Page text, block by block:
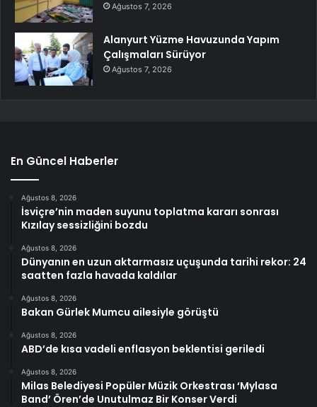
Ağustos 7, 2026
Alanyurt Yüzme Havuzunda Yapım
Çalışmaları Sürüyor
Ağustos 7, 2026
En Güncel Haberler
Ağustos 8, 2026
İsviçre’nin maden suyunu toplatma kararı sonrası
Kızılay sessizliğini bozdu
Ağustos 8, 2026
Dünyanın en uzun aktarmasız uçuşunda tarihi rekor: 24
saatten fazla havada kaldılar
Ağustos 8, 2026
Bakan Gürlek Mumcu ailesiyle görüştü
Ağustos 8, 2026
ABD’de kısa vadeli enflasyon beklentisi geriledi
Ağustos 8, 2026
Milas Belediyesi Popüler Müzik Orkestrası ‘Mylasa
Band’ Ören’de Unutulmaz Bir Konser Verdi